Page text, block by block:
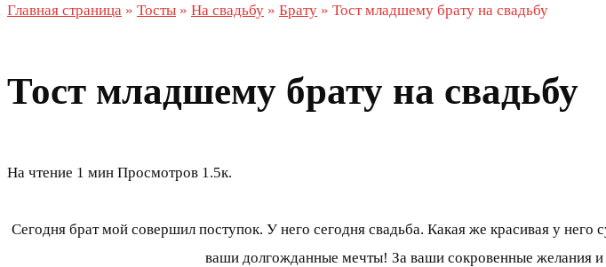
Главная страница » Тосты » На свадьбу » Брату » Тост младшему брату на свадьбу
Тост младшему брату на свадьбу
На чтение 1 мин Просмотров 1.5к.
Сегодня брат мой совершил поступок. У него сегодня свадьба. Какая же красивая у
ваши долгожданные мечты! За ваши сокровенные желания